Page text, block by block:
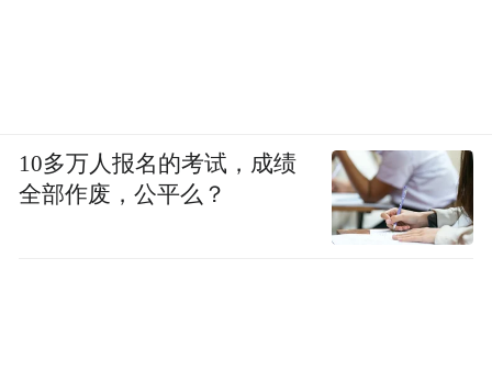
10多万人报名的考试，成绩
全部作废，公平么？